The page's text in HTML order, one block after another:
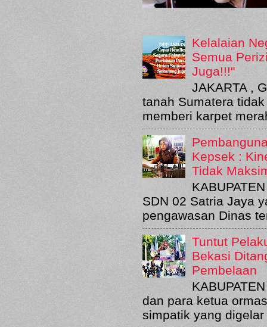
Kelalaian
Semua
Juga!!!"
JAKARTA ,
tanah Sumatera
memberi karpet
Kepsek :
Tidak
SDN 02 Satria Jaya
pengawasan Dinas
Tuntut
Bekasi
Pembelaan
dan para ketua
simpatik yang digelar